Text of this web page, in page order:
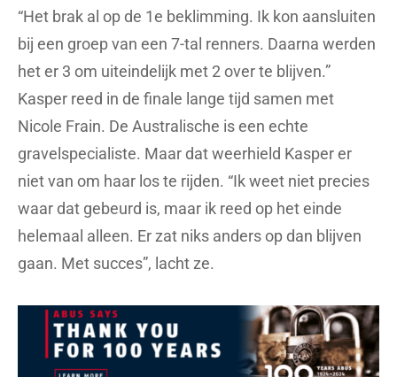
“Het brak al op de 1e beklimming. Ik kon aansluiten
bij een groep van een 7-tal renners. Daarna werden
het er 3 om uiteindelijk met 2 over te blijven.”
Kasper reed in de finale lange tijd samen met
Nicole Frain. De Australische is een echte
gravelspecialiste. Maar dat weerhield Kasper er
niet van om haar los te rijden. “Ik weet niet precies
waar dat gebeurd is, maar ik reed op het einde
helemaal alleen. Er zat niks anders op dan blijven
gaan. Met succes”, lacht ze.